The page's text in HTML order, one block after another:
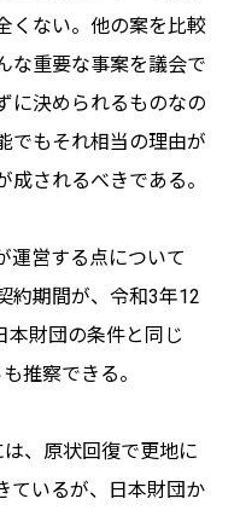
くない。他の案を比較
な重要な事案を議会で
に決められるものなの
でもそれ相当の理由が
されるべきである。
運営する点について
約期間が、令和3年12
本財団の条件と同じ
推察できる。
、原状回復で更地に
ているが、日本財団か